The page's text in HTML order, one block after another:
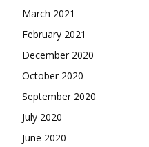
March 2021
February 2021
December 2020
October 2020
September 2020
July 2020
June 2020